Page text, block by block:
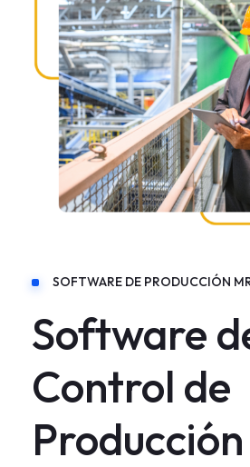
SOFTWARE DE PRODUCCIÓN
Software
Control de
Producción